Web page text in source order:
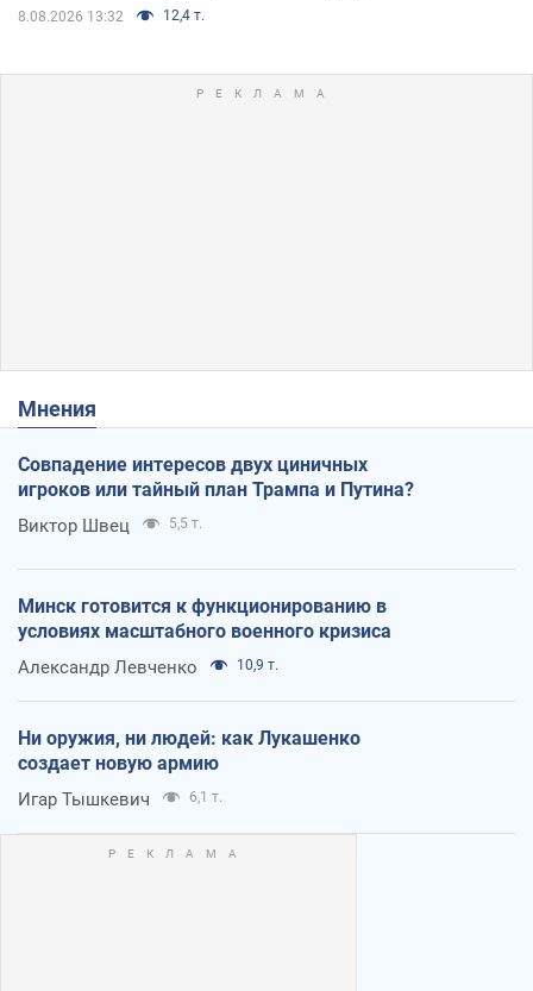
8.08.2026 13:32 12,4 т.
Мнения
Совпадение интересов двух циничных
игроков или тайный план Трампа и Путина?
Виктор Швец 5,5 т.
Минск готовится к функционированию в
условиях масштабного военного кризиса
Александр Левченко 10,9 т.
Ни оружия, ни людей: как Лукашенко
создает новую армию
Игар Тышкевич 6,1 т.